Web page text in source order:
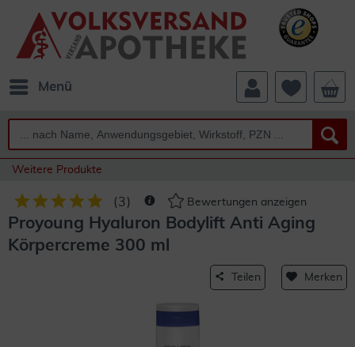
Menü
Weitere Produkte
(3) Bewertungen anzeigen
Proyoung Hyaluron Bodylift Anti Aging
Körpercreme 300 ml
Teilen Merken